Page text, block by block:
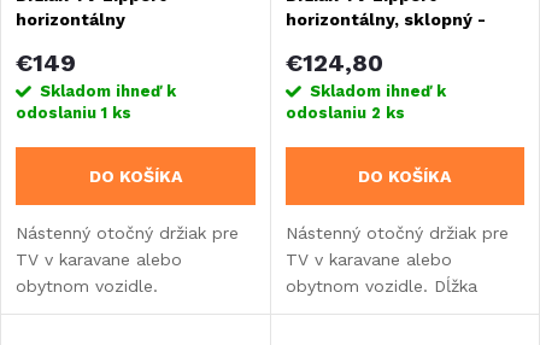
e
p
r
o
d
u
p
r
o
d
u
horizontálny
€149
Skladom ihneď k
odoslaniu1 ks
DO KOŠÍKA
Nástenný otočný držiak pre
TV v karavane alebo
obytnom vozidle.
horizontálny, sklopný -
€124,80
Skladom ihneď k
odoslaniu 2 ks
DO KOŠÍKA
Nástenný otočný držiak pre
TV v karavane alebo
obytnom vozidle. Dĺžka
ramena 496 mm.